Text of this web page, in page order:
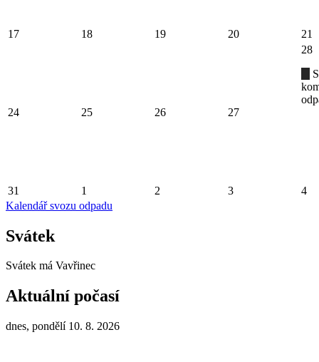
17 18 19 20 21
24 25 26 27
28
31 1 2 3
4
Kalendář svozu odpadu
Svátek
Svátek má Vavřinec
Aktuální počasí
dnes, pondělí 10. 8. 2026